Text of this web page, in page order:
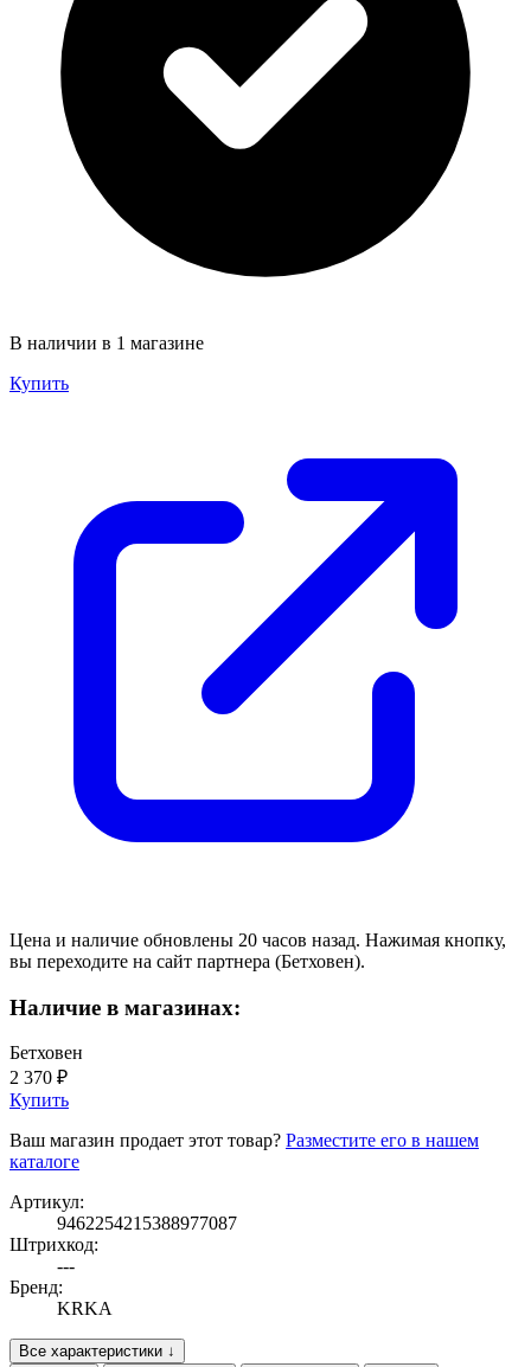
В наличии в 1 магазине
Купить
Цена и наличие обновлены 20 часов назад. Нажимая кнопку,
вы переходите на сайт партнера (Бетховен).
Наличие в магазинах:
Бетховен
2 370 ₽
Купить
Ваш магазин продает этот товар? Разместите его в нашем
каталоге
Артикул:
9462254215388977087
Штрихкод:
---
Бренд:
KRKA
Все характеристики ↓